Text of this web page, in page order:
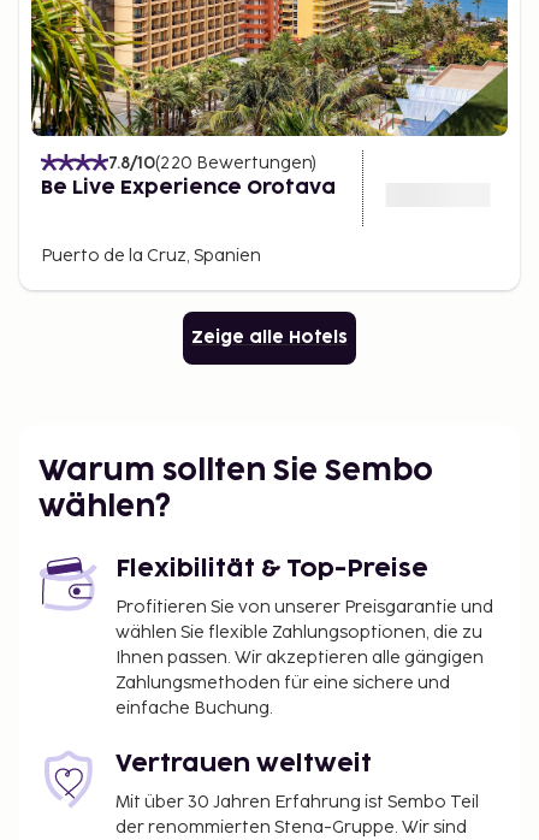
7.8/10(220 Bewertungen)
Be Live Experience Orotava
Puerto de la Cruz, Spanien
Zeige alle Hotels
Warum sollten Sie Sembo
wählen?
Flexibilität & Top-Preise
Profitieren Sie von unserer Preisgarantie und
wählen Sie flexible Zahlungsoptionen, die zu
Ihnen passen. Wir akzeptieren alle gängigen
Zahlungsmethoden für eine sichere und
einfache Buchung.
Vertrauen weltweit
Mit über 30 Jahren Erfahrung ist Sembo Teil
der renommierten Stena-Gruppe. Wir sind